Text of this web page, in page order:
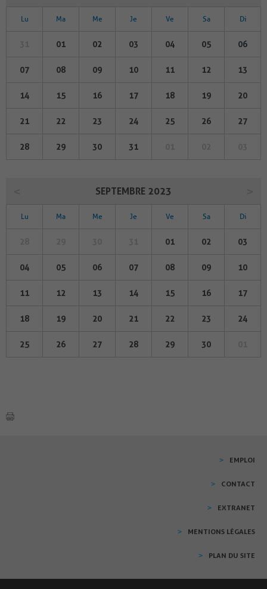
Lu Ma Me Je Ve Sa Di
01 02 03 04 05 06
07 08 09 10 11 12 13
14 15 16 17 18 19 20
21 22 23 24 25 26 27
28 29 30 31
SEPTEMBRE 2023
Lu Ma Me Je Ve Sa Di
01 02 03
04 05 06 07 08 09 10
11 12 13 14 15 16 17
18 19 20 21 22 23 24
25 26 27 28 29 30
EMPLOI
CONTACT
EXTRANET
MENTIONS LÉGALES
PLAN DU SITE